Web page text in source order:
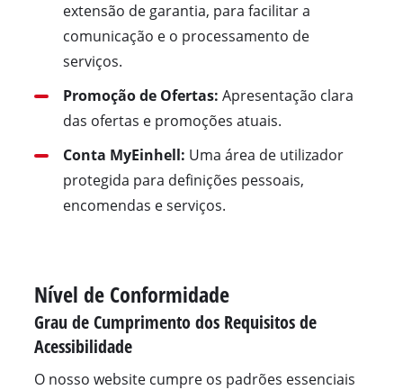
extensão de garantia, para facilitar a
comunicação e o processamento de
serviços.
Promoção de Ofertas: Apresentação clara
das ofertas e promoções atuais.
Conta MyEinhell: Uma área de utilizador
protegida para definições pessoais,
encomendas e serviços.
Nível de Conformidade
Grau de Cumprimento dos Requisitos de
Acessibilidade
O nosso website cumpre os padrões essenciais